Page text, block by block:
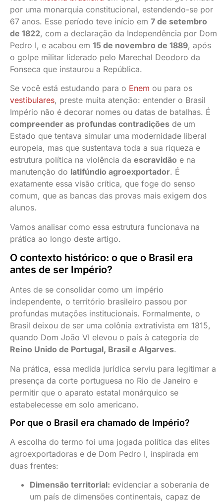
História
do
Brasil
Curso
de
Introdução
à
Sociologia
Materiais
de
História
Blog
História
do
Brasil
História
Teoria
Ideologia
Geopolítica
Política
Sociedade
Sobre
Mim
por uma monarquia constitucional, estendendo-se por
67 anos. Esse período teve início em 7 de setembro
de 1822, com a declaração da Independência por Dom
Pedro I, e acabou em 15 de novembro de 1889, após
o golpe militar liderado pelo Marechal Deodoro da
Fonseca que instaurou a República.
Se você está estudando para o Enem ou para os
vestibulares, preste muita atenção: entender o Brasil
Império não é decorar nomes ou datas de batalhas. É
compreender as profundas contradições de um
Estado que tentava simular uma modernidade liberal
europeia, mas que sustentava toda a sua riqueza e
estrutura política na violência da escravidão e na
manutenção do latifúndio agroexportador. É
exatamente essa visão crítica, que foge do senso
comum, que as bancas das provas mais exigem dos
alunos.
Vamos analisar como essa estrutura funcionava na
prática ao longo deste artigo.
O contexto histórico: o que o Brasil era
antes de ser Império?
Antes de se consolidar como um império
independente, o território brasileiro passou por
profundas mutações institucionais. Formalmente, o
Brasil deixou de ser uma colônia extrativista em 1815,
quando Dom João VI elevou o país à categoria de
Reino Unido de Portugal, Brasil e Algarves.
Na prática, essa medida jurídica serviu para legitimar a
presença da corte portuguesa no Rio de Janeiro e
permitir que o aparato estatal monárquico se
estabelecesse em solo americano.
Por que o Brasil era chamado de Império?
A escolha do termo foi uma jogada política das elites
agroexportadoras e de Dom Pedro I, inspirada em
duas frentes:
Dimensão territorial: evidenciar a soberania de
um país de dimensões continentais, capaz de